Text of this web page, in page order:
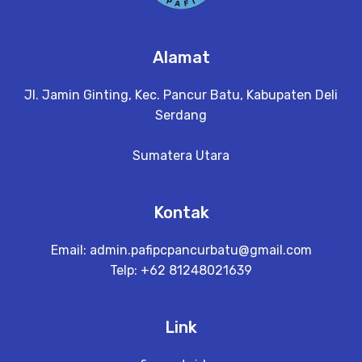
Alamat
Jl. Jamin Ginting, Kec. Pancur Batu, Kabupaten Deli
Serdang
Sumatera Utara
Kontak
Email: admin.pafipcpancurbatu@gmail.com
Telp: +62 81248021639
Link